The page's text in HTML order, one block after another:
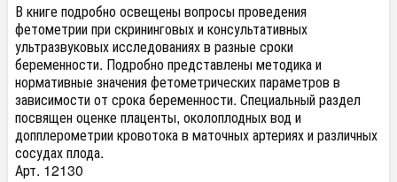
В книге подробно освещены вопросы проведения
фетометрии при скрининговых и консультативных
ультразвуковых исследованиях в разные сроки
беременности. Подробно представлены методика и
нормативные значения фетометрических параметров в
зависимости от срока беременности. Специальный раздел
посвящен оценке плаценты, околоплодных вод и
допплерометрии кровотока в маточных артериях и различных
сосудах плода.
Арт. 12130